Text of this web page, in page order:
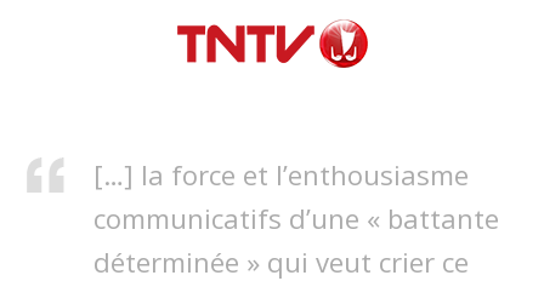
[…] la force et l’enthousiasme
communicatifs d’une « battante
déterminée » qui veut crier ce